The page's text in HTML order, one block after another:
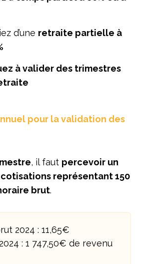
d’une retraite partielle à
à valider des trimestres
pour la validation des
, il faut percevoir un
cotisations représentant 150
brut.
2024 : 11,65€
: 1 747,50€ de revenu